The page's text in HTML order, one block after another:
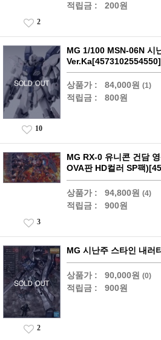
적립금 : 200원
2
MG 1/100 MSN-06N 시
Ver.Ka[4573102554550]
상품가 : 84,000원 (1)
적립금 : 800원
10
MG RX-0 유니콘 건담
OVA판 HD컬러 SP팩
상품가 : 94,800원 (4)
적립금 : 900원
3
MG 시난주 스타인 내러
상품가 : 90,000원 (0)
적립금 : 900원
2